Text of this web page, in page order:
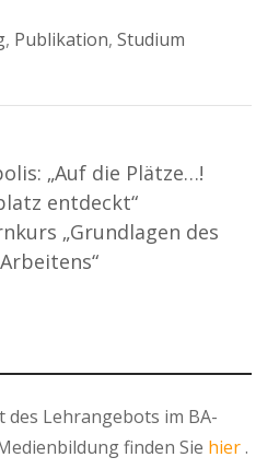
, Publikation, Studium
„Auf die Plätze…!
entdeckt“
„Grundlagen des
des Lehrangebots im BA-
finden Sie hier.